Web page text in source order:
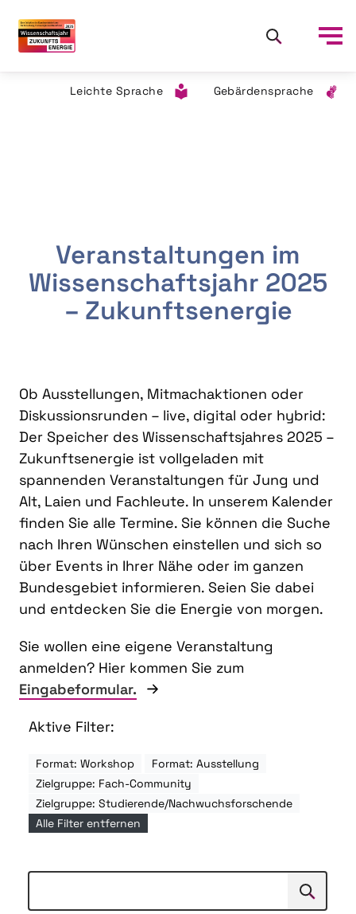
Leichte Sprache Gebärdensprache
Veranstaltungen im
Wissenschaftsjahr 2025
– Zukunftsenergie
Ob Ausstellungen, Mitmachaktionen oder
Diskussionsrunden – live, digital oder hybrid:
Der Speicher des Wissenschaftsjahres 2025 –
Zukunftsenergie ist vollgeladen mit
spannenden Veranstaltungen für Jung und
Alt, Laien und Fachleute. In unserem Kalender
finden Sie alle Termine. Sie können die Suche
nach Ihren Wünschen einstellen und sich so
über Events in Ihrer Nähe oder im ganzen
Bundesgebiet informieren. Seien Sie dabei
und entdecken Sie die Energie von morgen.
Sie wollen eine eigene Veranstaltung
anmelden? Hier kommen Sie zum
Eingabeformular.
Aktive Filter:
Format: Workshop
Format: Ausstellung
Zielgruppe: Fach-Community
Zielgruppe: Studierende/Nachwuchsforschende
Alle Filter entfernen
Suchen